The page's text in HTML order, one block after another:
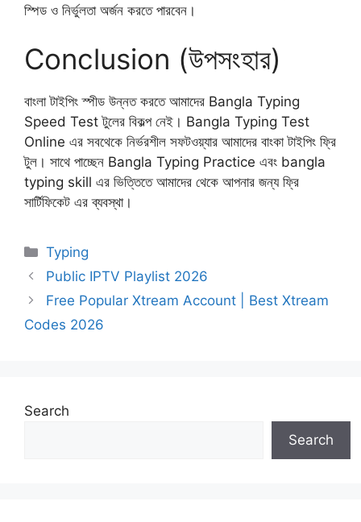
স্পিড ও নির্ভুলতা অর্জন করতে পারবেন।
Conclusion (উপসংহার)
বাংলা টাইপিং স্পীড উন্নত করতে আমাদের Bangla Typing
Speed Test টুলের বিকল্প নেই। Bangla Typing Test
Online এর সবথেকে নির্ভরশীল সফটওয়্যার আমাদের বাংকা টাইপিং ফ্রি
টুল। সাথে পাচ্ছেন Bangla Typing Practice এবং bangla
typing skill এর ভিত্তিতে আমাদের থেকে আপনার জন্য ফ্রি
সার্টিফিকেট এর ব্যবস্থা।
Categories
Typing
Public IPTV Playlist 2026
Free Popular Xtream Account | Best Xtream
Codes 2026
Search
Search